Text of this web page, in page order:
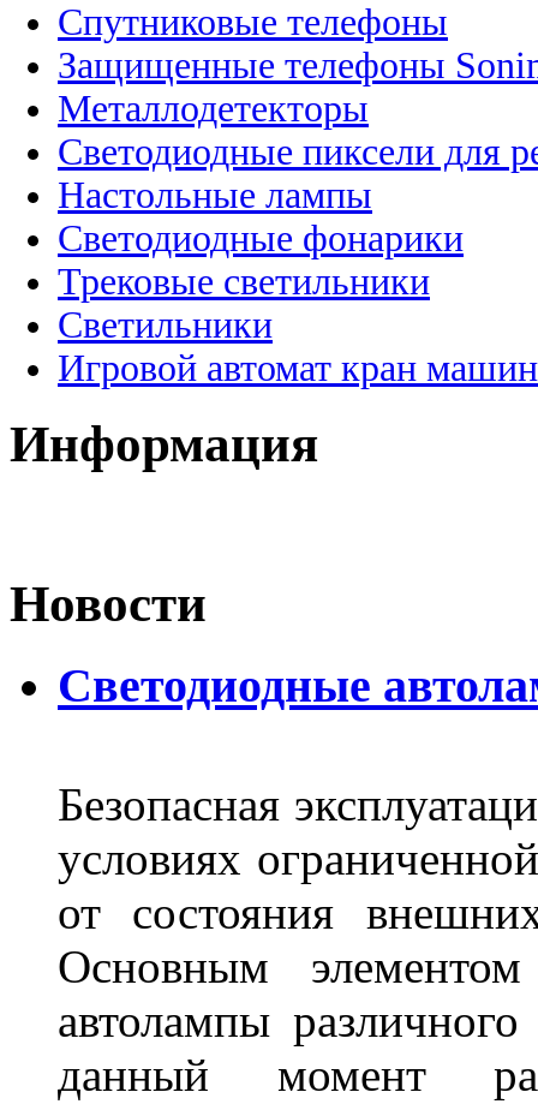
Спутниковые телефоны
Защищенные телефоны
Металлодетекторы
Светодиодные пиксели для
Настольные лампы
Светодиодные фонарики
Трековые светильники
Светильники
Игровой автомат кран
Информация
Новости
Светодиодные
Безопасная
условиях
от состояния
Основным
автолампы
данный момент